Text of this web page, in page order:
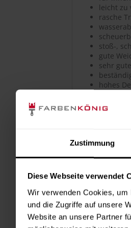
Zustimmung
Diese Webseite verwendet
Wir verwenden Cookies,
und die Zugriffe auf unsere
Website an unsere Partner
leicht zu
rasche
stoß-,
gute
sehr
hohes
Garagen.
Die
Merkblatt.